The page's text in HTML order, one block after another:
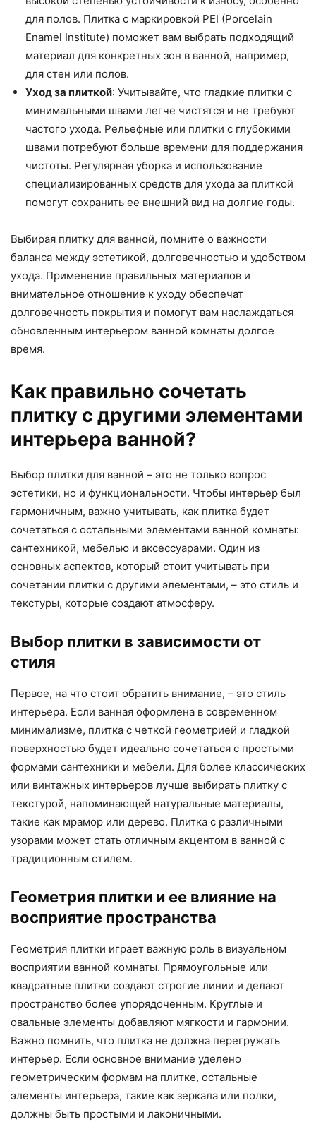
для полов. Плитка с маркировкой PEI (Porcelain
Enamel Institute) поможет вам выбрать подходящий
материал для конкретных зон в ванной, например,
для стен или полов.
Уход за плиткой: Учитывайте, что гладкие плитки с
минимальными швами легче чистятся и не требуют
частого ухода. Рельефные или плитки с глубокими
швами потребуют больше времени для поддержания
чистоты. Регулярная уборка и использование
специализированных средств для ухода за плиткой
помогут сохранить ее внешний вид на долгие годы.
Выбирая плитку для ванной, помните о важности
баланса между эстетикой, долговечностью и удобством
ухода. Применение правильных материалов и
внимательное отношение к уходу обеспечат
долговечность покрытия и помогут вам наслаждаться
обновленным интерьером ванной комнаты долгое
время.
Как правильно сочетать
плитку с другими элементами
интерьера ванной?
Выбор плитки для ванной – это не только вопрос
эстетики, но и функциональности. Чтобы интерьер был
гармоничным, важно учитывать, как плитка будет
сочетаться с остальными элементами ванной комнаты:
сантехникой, мебелью и аксессуарами. Один из
основных аспектов, который стоит учитывать при
сочетании плитки с другими элементами, – это стиль и
текстуры, которые создают атмосферу.
Выбор плитки в зависимости от
стиля
Первое, на что стоит обратить внимание, – это стиль
интерьера. Если ванная оформлена в современном
минимализме, плитка с четкой геометрией и гладкой
поверхностью будет идеально сочетаться с простыми
формами сантехники и мебели. Для более классических
или винтажных интерьеров лучше выбирать плитку с
текстурой, напоминающей натуральные материалы,
такие как мрамор или дерево. Плитка с различными
узорами может стать отличным акцентом в ванной с
традиционным стилем.
Геометрия плитки и ее влияние на
восприятие пространства
Геометрия плитки играет важную роль в визуальном
восприятии ванной комнаты. Прямоугольные или
квадратные плитки создают строгие линии и делают
пространство более упорядоченным. Круглые и
овальные элементы добавляют мягкости и гармонии.
Важно помнить, что плитка не должна перегружать
интерьер. Если основное внимание уделено
геометрическим формам на плитке, остальные
элементы интерьера, такие как зеркала или полки,
должны быть простыми и лаконичными.